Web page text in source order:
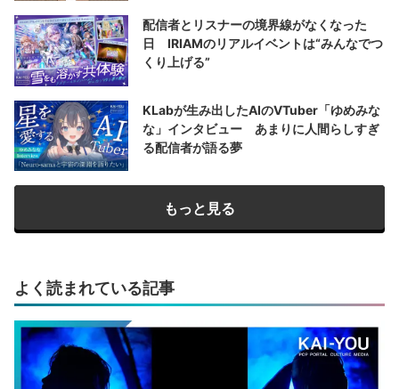
配信者とリスナーの境界線がなくなった
日 IRIAMのリアルイベントは“みんなでつ
くり上げる”
KLabが生み出したAIのVTuber「ゆめみな
な」インタビュー あまりに人間らしすぎ
る配信者が語る夢
もっと見る
よく読まれている記事